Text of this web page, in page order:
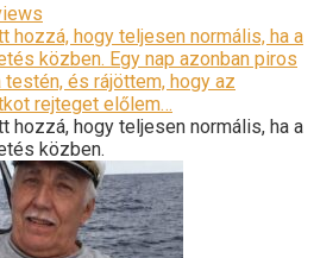
hozzá, hogy teljesen normális, ha a
közben. Egy nap azonban piros
és rájöttem, hogy az
rejteget előlem…
hozzá, hogy teljesen normális, ha a
közben.